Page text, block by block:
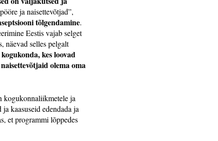
ja naisettevõtjad”,
tõlgendamine.
Eestis vajab selget
näevad selles pelgalt
kes loovad
olema oma
kogukonnaliikmetele ja
kaasuseid edendada ja
et programmi lõppedes